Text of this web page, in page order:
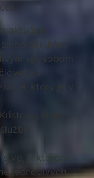
aktuálnej
sekulárni
spôsobom
v
ktorý je v
lásky
v ktorom
jednotlivých